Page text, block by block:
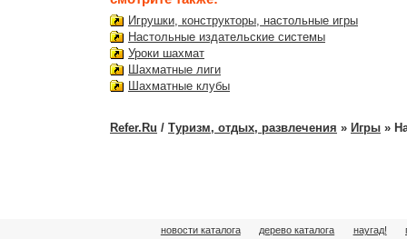
Игрушки, конструкторы, настольные игры
Настольные издательские системы
Уроки шахмат
Шахматные лиги
Шахматные клубы
Refer.Ru / Туризм, отдых, развлечения » Игры »
новости каталога дерево каталога наугад!